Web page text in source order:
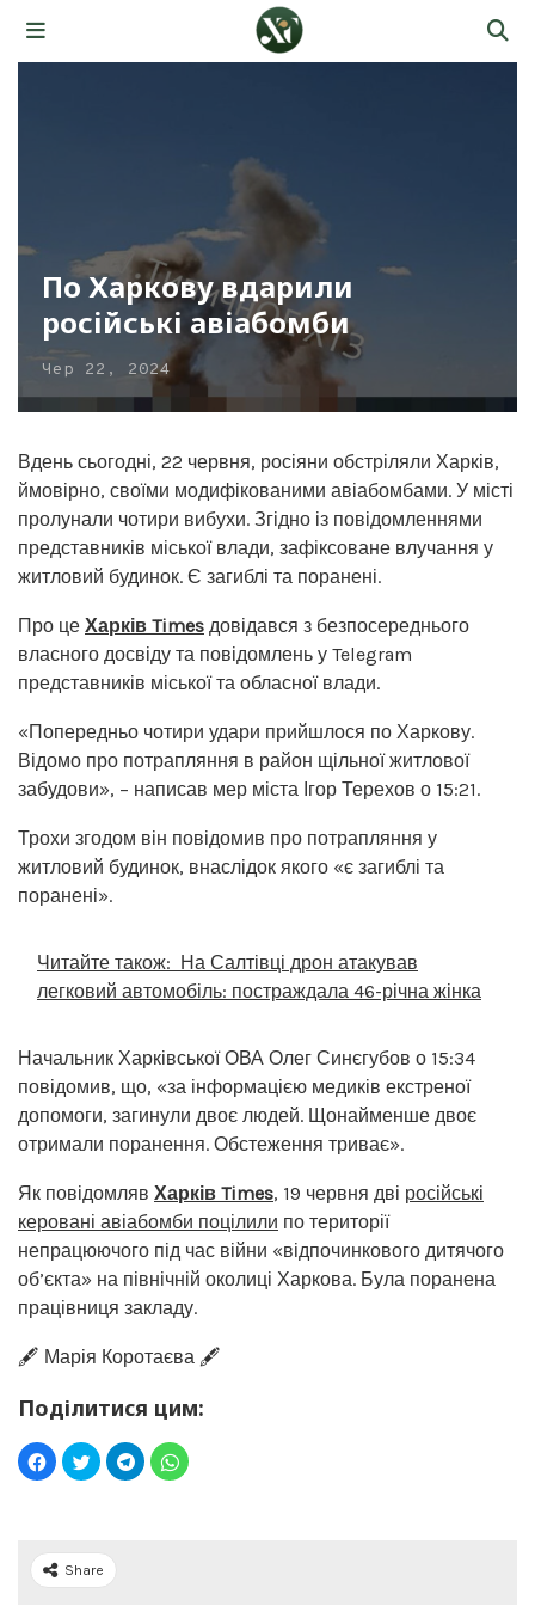
По Харкову вдарили
російські авіабомби
Чер 22, 2024
Вдень сьогодні, 22 червня, росіяни обстріляли Харків,
ймовірно, своїми модифікованими авіабомбами. У місті
пролунали чотири вибухи. Згідно із повідомленнями
представників міської влади, зафіксоване влучання у
житловий будинок. Є загиблі та поранені.
Про це Харків Times довідався з безпосереднього
власного досвіду та повідомлень у Telegram
представників міської та обласної влади.
«Попередньо чотири удари прийшлося по Харкову.
Відомо про потрапляння в район щільної житлової
забудови», – написав мер міста Ігор Терехов о 15:21.
Трохи згодом він повідомив про потрапляння у
житловий будинок, внаслідок якого «є загиблі та
поранені».
Читайте також: На Салтівці дрон атакував
легковий автомобіль: постраждала 46-річна жінка
Начальник Харківської ОВА Олег Синєгубов о 15:34
повідомив, що, «за інформацією медиків екстреної
допомоги, загинули двоє людей. Щонайменше двоє
отримали поранення. Обстеження триває».
Як повідомляв Харків Times, 19 червня дві російські
керовані авіабомби поцілили по території
непрацюючого під час війни «відпочинкового дитячого
об’єкта» на північній околиці Харкова. Була поранена
працівниця закладу.
🖋️ Марія Коротаєва 🖋️
Поділитися цим:
Share